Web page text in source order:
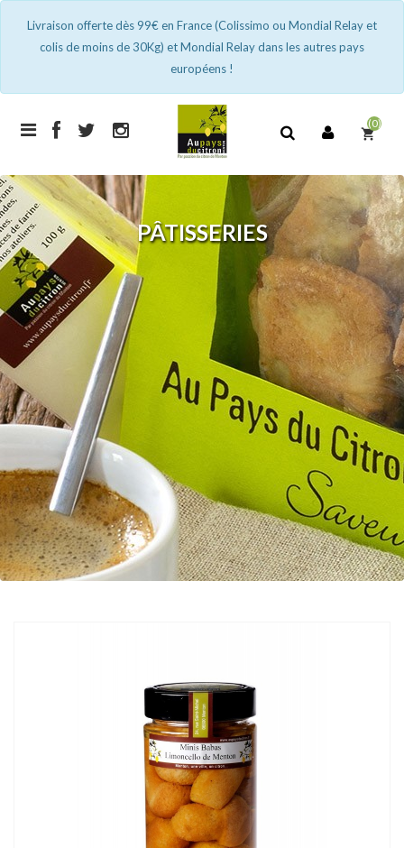
Livraison offerte dès 99€ en France (Colissimo ou Mondial Relay et
colis de moins de 30Kg) et Mondial Relay dans les autres pays
européens !
shopping_cart
(0)
PÂTISSERIES